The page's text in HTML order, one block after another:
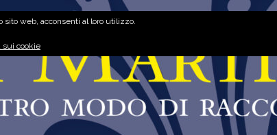
web, acconsenti al loro utilizzo.
sui cookie